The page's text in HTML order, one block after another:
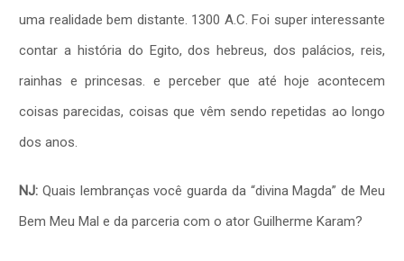
uma realidade bem distante. 1300 A.C. Foi super interessante
contar a história do Egito, dos hebreus, dos palácios, reis,
rainhas e princesas. e perceber que até hoje acontecem
coisas parecidas, coisas que vêm sendo repetidas ao longo
dos anos.
NJ: Quais lembranças você guarda da “divina Magda” de Meu
Bem Meu Mal e da parceria com o ator Guilherme Karam?